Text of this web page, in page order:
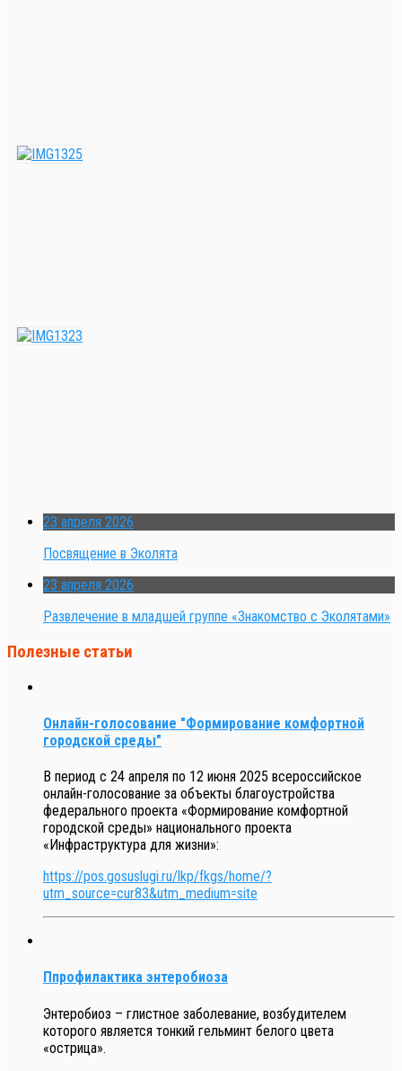
23 апреля 2026
Посвящение в Эколята
23 апреля 2026
Развлечение в младшей группе «Знакомство с Эколятами»
Полезные статьи
Онлайн-голосование "Формирование комфортной
городской среды"
В период с 24 апреля по 12 июня 2025 всероссийское
онлайн-голосование за объекты благоустройства
федерального проекта «Формирование комфортной
городской среды» национального проекта
«Инфраструктура для жизни»:
https://pos.gosuslugi.ru/lkp/fkgs/home/?
utm_source=cur83&utm_medium=site
Ппрофилактика энтеробиоза
Энтеробиоз – глистное заболевание, возбудителем
которого является тонкий гельминт белого цвета
«острица».